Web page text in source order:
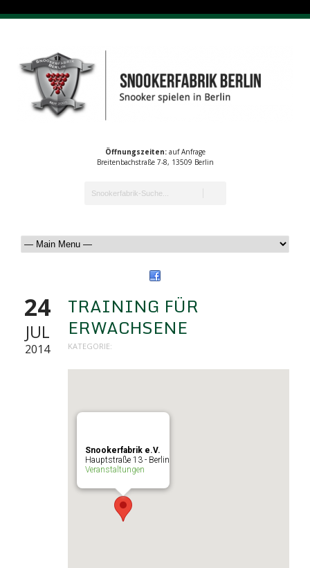
Öffnungszeiten:auf Anfrage
Breitenbachstraße 7-8, 13509 Berlin
24
JUL
2014
TRAINING FÜR
ERWACHSENE
KATEGORIE:
Snookerfabrik e.V.
Hauptstraße 13 - Berlin
Veranstaltungen